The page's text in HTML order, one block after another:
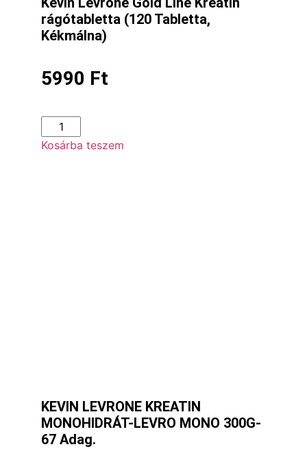
rágótabletta (120 Tabletta,
Kékmálna)
5990 Ft
Kosárba teszem
KEVIN LEVRONE KREATIN
MONOHIDRÁT-LEVRO MONO 300G-
67 Adag.